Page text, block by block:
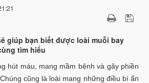
giúp bạn biết được loài muỗi bay
tìm hiểu
hút máu, mang mầm bệnh và gây phiền
cũng là loài mang những điều bí ẩn